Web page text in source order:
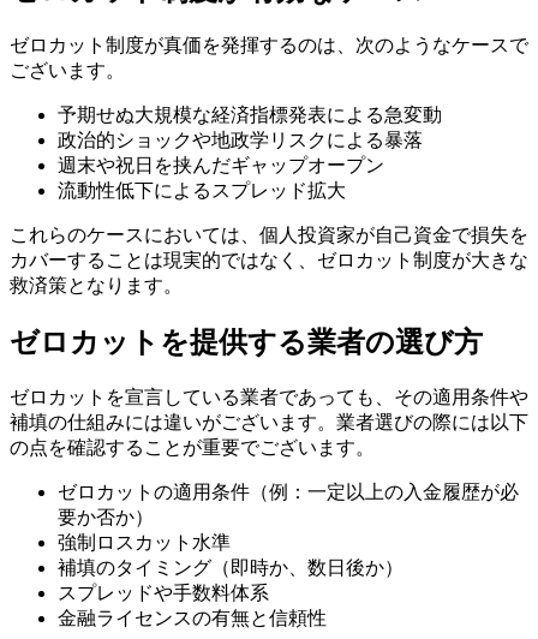
ゼロカット制度が真価を発揮するのは、次のようなケースで
ございます。
予期せぬ大規模な経済指標発表による急変動
政治的ショックや地政学リスクによる暴落
週末や祝日を挟んだギャップオープン
流動性低下によるスプレッド拡大
これらのケースにおいては、個人投資家が自己資金で損失を
カバーすることは現実的ではなく、ゼロカット制度が大きな
救済策となります。
ゼロカットを提供する業者の選び方
ゼロカットを宣言している業者であっても、その適用条件や
補填の仕組みには違いがございます。業者選びの際には以下
の点を確認することが重要でございます。
ゼロカットの適用条件（例：一定以上の入金履歴が必
要か否か）
強制ロスカット水準
補填のタイミング（即時か、数日後か）
スプレッドや手数料体系
金融ライセンスの有無と信頼性